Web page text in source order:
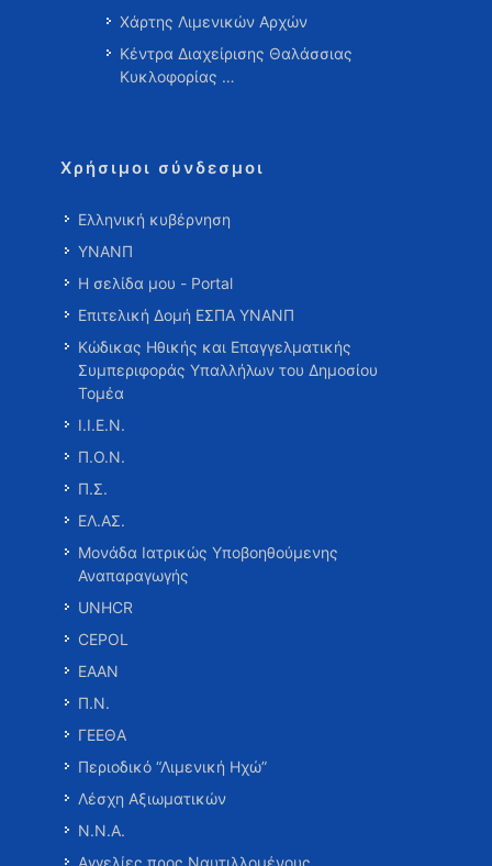
Χάρτης Λιμενικών Αρχών
Κέντρα Διαχείρισης Θαλάσσιας
Κυκλοφορίας …
Χρήσιμοι σύνδεσμοι
Ελληνική κυβέρνηση
ΥΝΑΝΠ
Η σελίδα μου - Portal
Επιτελική Δομή ΕΣΠΑ ΥΝΑΝΠ
Κώδικας Ηθικής και Επαγγελματικής
Συμπεριφοράς Υπαλλήλων του Δημοσίου
Τομέα
Ι.Ι.Ε.Ν.
Π.Ο.Ν.
Π.Σ.
ΕΛ.ΑΣ.
Μονάδα Ιατρικώς Υποβοηθούμενης
Αναπαραγωγής
UNHCR
CEPOL
ΕΑΑΝ
Π.Ν.
ΓΕΕΘΑ
Περιοδικό “Λιμενική Ηχώ”
Λέσχη Αξιωματικών
Ν.Ν.Α.
Αγγελίες προς Ναυτιλλομένους